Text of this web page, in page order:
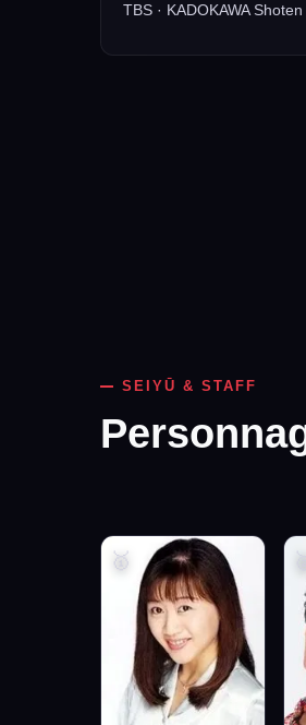
TBS · KADOKAWA Shoten
SEIYŪ & STAFF
🥇